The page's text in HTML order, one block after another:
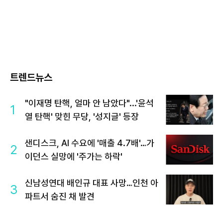
트렌드뉴스
1
"이재명 탄핵, 얼마 안 남았다"...'윤석
열 탄핵' 맞힌 무당, '성지글' 등장
2
샌디스크, AI 수요에 '매출 4.7배'…가
이던스 실망에 '주가는 하락'
3
신남성연대 배인규 대표 사망…인천 아
파트서 숨진 채 발견